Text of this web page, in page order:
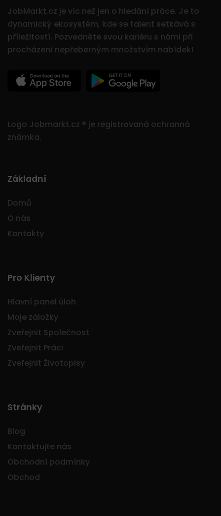
JobMarkt.cz je víc než jen o hledání práce. Je to
dynamický ekosystém, kde se talent setkává s
příležitostí. Pozvedněte svou kariéru s námi při
procházení nepřeberným množstvím nabídek!
Logo Jobmarkt.cz ® je registrovaná ochranná
známka.
Základní
Domů
O nás
Kontakty
Pro Klienty
Hlavní panel úloh
Moje záložky
Zveřejnit Společnost
Zveřejnit Práci
Zveřejnit Životopisy
Stránky
Blog
Kontaktujte nás
Obchodní podmínky
Obchod